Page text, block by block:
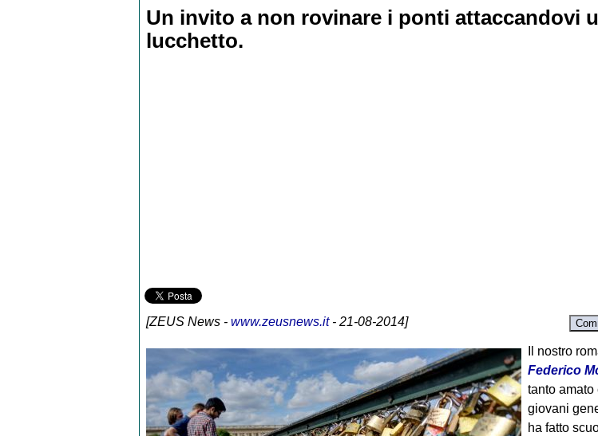
Un invito a non rovinare i ponti attaccandovi
lucchetto.
[ZEUS News- www.zeusnews.it- 21-08-2014]
Il nostro
Federico
tanto amato
giovani
ha fatto